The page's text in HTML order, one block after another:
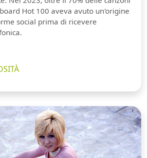
Hot 100 aveva avuto un'origine
social prima di ricevere